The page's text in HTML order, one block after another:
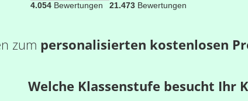
4.054Bewertungen 21.473Bewertungen
zum personalisierten kostenlosen
Welche Klassenstufe besucht Ihr